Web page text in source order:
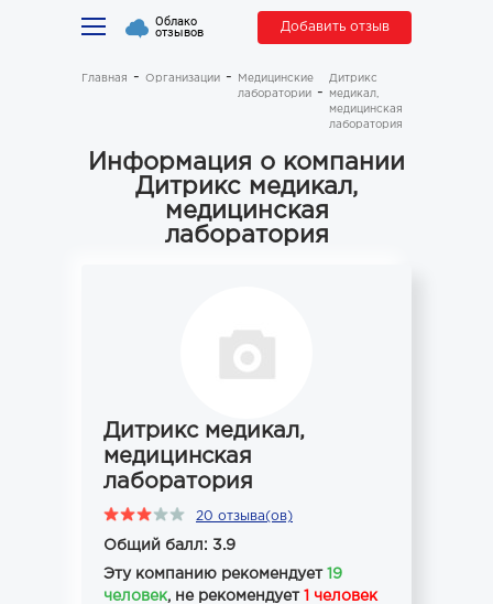
Облако
отзывов Добавить отзыв
Главная Организации
Медицинские
лаборатории
Дитрикс
медикал,
медицинская
лаборатория
Информация о компании
Дитрикс медикал,
медицинская
лаборатория
Дитрикс медикал,
медицинская
лаборатория
20 отзыва(ов)
Общий балл: 3.9
Эту компанию рекомендует 19
человек, не рекомендует 1 человек